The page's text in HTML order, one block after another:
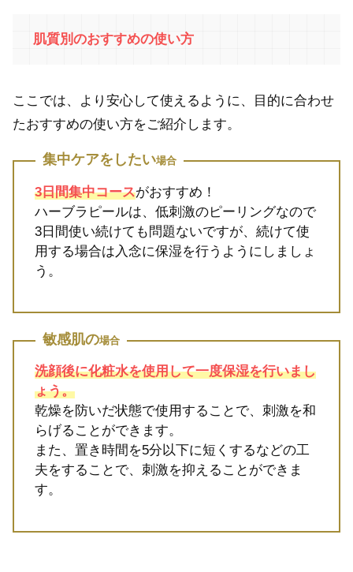
肌質別のおすすめの使い方
ここでは、より安心して使えるように、目的に合わせ
たおすすめの使い方をご紹介します。
集中ケアをしたい場合
3日間集中コースがおすすめ！
ハーブラピールは、低刺激のピーリングなので
3日間使い続けても問題ないですが、続けて使
用する場合は入念に保湿を行うようにしましょ
う。
敏感肌の場合
洗顔後に化粧水を使用して一度保湿を行いまし
ょう。
乾燥を防いだ状態で使用することで、刺激を和
らげることができます。
また、置き時間を5分以下に短くするなどの工
夫をすることで、刺激を抑えることができま
す。